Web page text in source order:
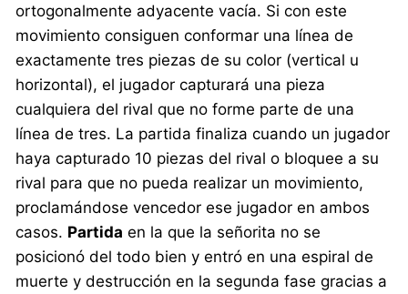
ortogonalmente adyacente vacía. Si con este
movimiento consiguen conformar una línea de
exactamente tres piezas de su color (vertical u
horizontal), el jugador capturará una pieza
cualquiera del rival que no forme parte de una
línea de tres. La partida finaliza cuando un jugador
haya capturado 10 piezas del rival o bloquee a su
rival para que no pueda realizar un movimiento,
proclamándose vencedor ese jugador en ambos
casos. Partida en la que la señorita no se
posicionó del todo bien y entró en una espiral de
muerte y destrucción en la segunda fase gracias a